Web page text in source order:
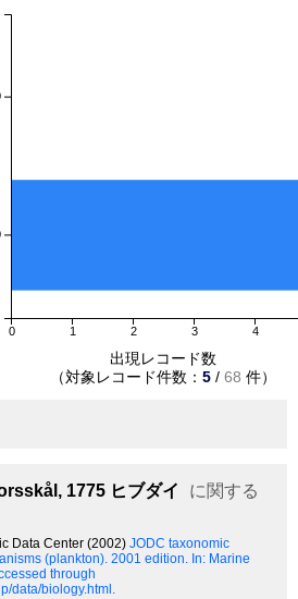
0 1 2 3 4
出現レコード数
（対象レコード件数： 5 / 68 件）
1775 ヒブダイ
に関する
Data Center (2002) JODC taxonomic
(plankton). 2001 edition. In: Marine
through
data/biology.html.